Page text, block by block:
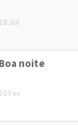
18 Jul
Boa noite
Fev